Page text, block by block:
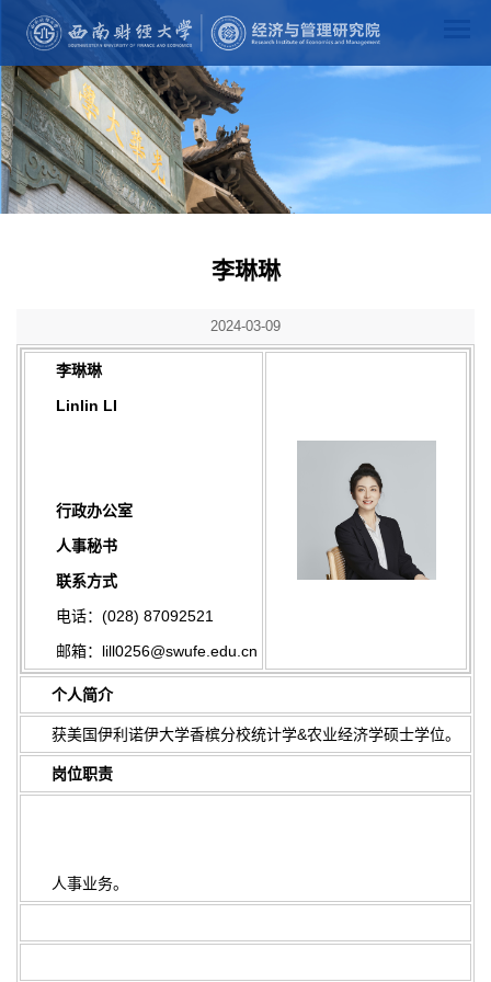
李琳琳
2024-03-09
李琳琳
Linlin LI
行政办公室
人事秘书
联系方式
电话：(028) 87092521
邮箱：lill0256@swufe.edu.cn
个人简介
获美国伊利诺伊大学香槟分校统计学&农业经济学硕士学位。
岗位职责
人事业务。